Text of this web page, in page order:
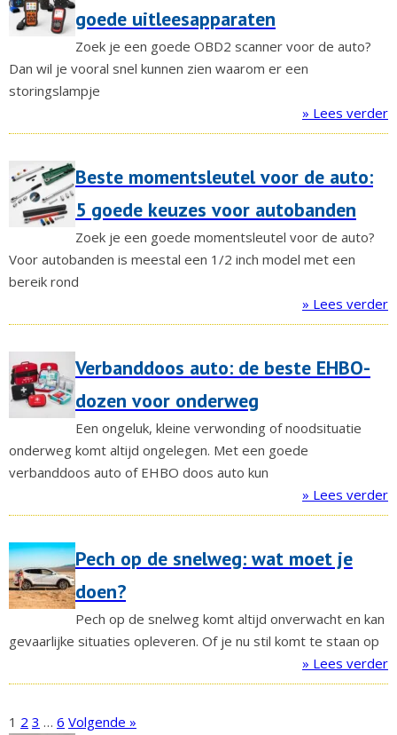
goede uitleesapparaten
Zoek je een goede OBD2 scanner voor de auto?
Dan wil je vooral snel kunnen zien waarom er een
storingslampje
» Lees verder
Beste momentsleutel voor de auto:
5 goede keuzes voor autobanden
Zoek je een goede momentsleutel voor de auto?
Voor autobanden is meestal een 1/2 inch model met een
bereik rond
» Lees verder
Verbanddoos auto: de beste EHBO-
dozen voor onderweg
Een ongeluk, kleine verwonding of noodsituatie
onderweg komt altijd ongelegen. Met een goede
verbanddoos auto of EHBO doos auto kun
» Lees verder
Pech op de snelweg: wat moet je
doen?
Pech op de snelweg komt altijd onverwacht en kan
gevaarlijke situaties opleveren. Of je nu stil komt te staan op
» Lees verder
1 2 3 … 6 Volgende »